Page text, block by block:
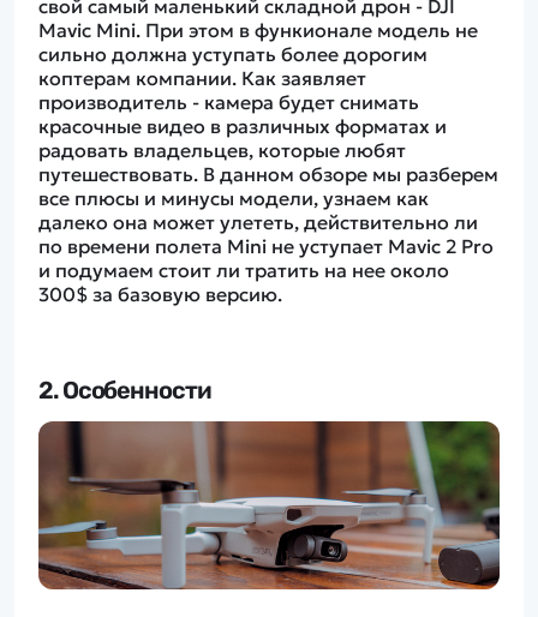
свой самый маленький складной дрон - DJI
Mavic Mini. При этом в функионале модель не
сильно должна уступать более дорогим
коптерам компании. Как заявляет
производитель - камера будет снимать
красочные видео в различных форматах и
радовать владельцев, которые любят
путешествовать. В данном обзоре мы разберем
все плюсы и минусы модели, узнаем как
далеко она может улететь, действительно ли
по времени полета Mini не уступает Mavic 2 Pro
и подумаем стоит ли тратить на нее около
300$ за базовую версию.
2. Особенности